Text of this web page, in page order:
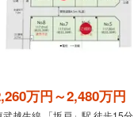
万円～2,480万円